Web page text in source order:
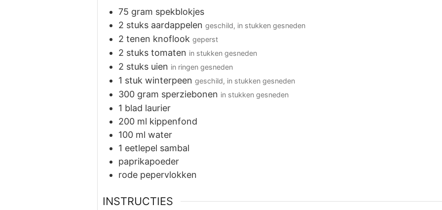
75 gram spekblokjes
2 stuks aardappelen geschild, in stukken gesneden
2 tenen knoflook geperst
2 stuks tomaten in stukken gesneden
2 stuks uien in ringen gesneden
1 stuk winterpeen geschild, in stukken gesneden
300 gram sperziebonen in stukken gesneden
1 blad laurier
200 ml kippenfond
100 ml water
1 eetlepel sambal
paprikapoeder
rode pepervlokken
INSTRUCTIES